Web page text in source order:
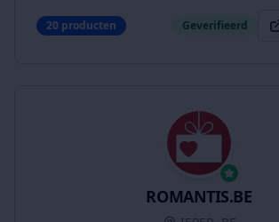
20 producten Geverifieerd
ROMANTIS.BE